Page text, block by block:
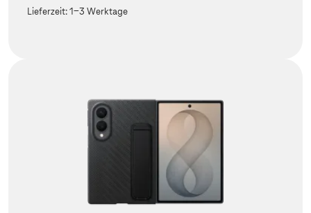
Lieferzeit:1-3 Werktage